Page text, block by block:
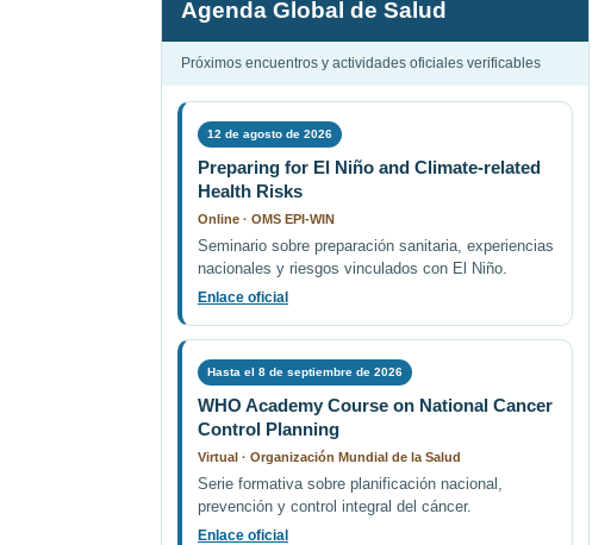
Agenda Global de Salud
Próximos encuentros y actividades oficiales verificables
12 de agosto de 2026
Preparing for El Niño and Climate-related
Health Risks
Online · OMS EPI-WIN
Seminario sobre preparación sanitaria, experiencias
nacionales y riesgos vinculados con El Niño.
Enlace oficial
Hasta el 8 de septiembre de 2026
WHO Academy Course on National Cancer
Control Planning
Virtual · Organización Mundial de la Salud
Serie formativa sobre planificación nacional,
prevención y control integral del cáncer.
Enlace oficial